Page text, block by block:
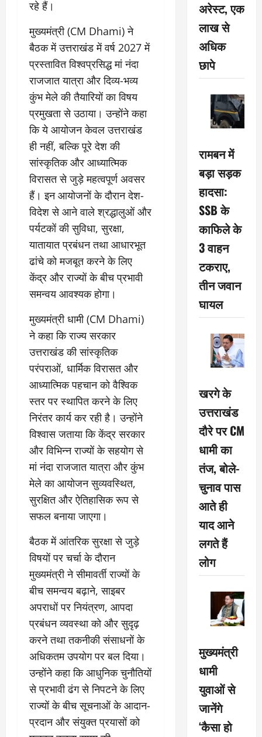
रहे हैं।
मुख्यमंत्री (CM Dhami) ने
बैठक में उत्तराखंड में वर्ष 2027 में
प्रस्तावित विश्वप्रसिद्ध मां नंदा
राजजात यात्रा और दिव्य-भव्य
कुंभ मेले की तैयारियों का विषय
प्रमुखता से उठाया। उन्होंने कहा
कि ये आयोजन केवल उत्तराखंड
ही नहीं, बल्कि पूरे देश की
सांस्कृतिक और आध्यात्मिक
विरासत से जुड़े महत्वपूर्ण अवसर
हैं। इन आयोजनों के दौरान देश-
विदेश से आने वाले श्रद्धालुओं और
पर्यटकों की सुविधा, सुरक्षा,
यातायात प्रबंधन तथा आधारभूत
ढांचे को मजबूत करने के लिए
केंद्र और राज्यों के बीच प्रभावी
समन्वय आवश्यक होगा।
मुख्यमंत्री धामी (CM Dhami)
ने कहा कि राज्य सरकार
उत्तराखंड की सांस्कृतिक
परंपराओं, धार्मिक विरासत और
आध्यात्मिक पहचान को वैश्विक
स्तर पर स्थापित करने के लिए
निरंतर कार्य कर रही है। उन्होंने
विश्वास जताया कि केंद्र सरकार
और विभिन्न राज्यों के सहयोग से
मां नंदा राजजात यात्रा और कुंभ
मेले का आयोजन सुव्यवस्थित,
सुरक्षित और ऐतिहासिक रूप से
सफल बनाया जाएगा।
बैठक में आंतरिक सुरक्षा से जुड़े
विषयों पर चर्चा के दौरान
मुख्यमंत्री ने सीमावर्ती राज्यों के
बीच समन्वय बढ़ाने, साइबर
अपराधों पर नियंत्रण, आपदा
प्रबंधन व्यवस्था को और सुदृढ़
करने तथा तकनीकी संसाधनों के
अधिकतम उपयोग पर बल दिया।
उन्होंने कहा कि आधुनिक चुनौतियों
से प्रभावी ढंग से निपटने के लिए
राज्यों के बीच सूचनाओं के आदान-
प्रदान और संयुक्त प्रयासों को
अरेस्ट, एक
लाख से
अधिक
छापे
रामबन में
बड़ा सड़क
हादसा:
SSB के
काफिले के
3 वाहन
टकराए,
तीन जवान
घायल
खरगे के
उत्तराखंड
दौरे पर CM
धामी का
तंज, बोले-
चुनाव पास
आते ही
याद आने
लगते हैं
लोग
मुख्यमंत्री
धामी
युवाओं से
जानेंगे
‘कैसा हो